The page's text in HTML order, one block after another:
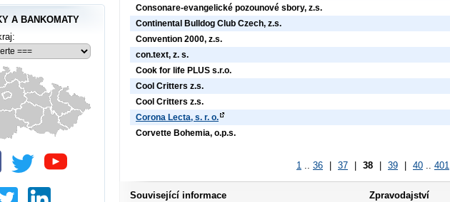
Consonare-evangelické pozounové sbory, z.s.
Continental Bulldog Club Czech, z.s.
Convention 2000, z.s.
con.text, z. s.
Cook for life PLUS s.r.o.
Cool Critters z.s.
Cool Critters z.s.
Corona Lecta, s. r. o.
Corvette Bohemia, o.p.s.
1 .. 36 37 38 39 40 .. 401
Související informace Zpravodajství
A BANKOMATY